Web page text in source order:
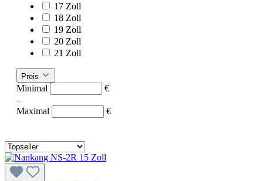
17 Zoll
18 Zoll
19 Zoll
20 Zoll
21 Zoll
Preis
Minimal
€
–
Maximal
€